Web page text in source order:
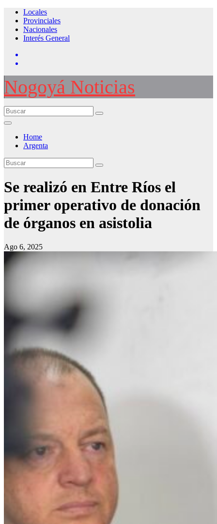
Saltar
contenido
Locales
Provinciales
Nacionales
Interés General
Nogoyá Noticias
Home
Argenta
Se realizó en Entre Ríos el
primer operativo de donación
de órganos en asistolia
Ago 6, 2025